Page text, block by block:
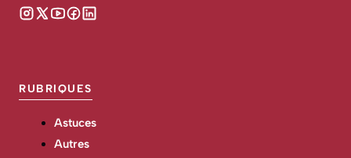
RUBRIQUES
Astuces
Autres